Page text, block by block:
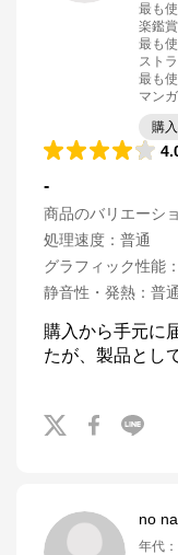
最も
楽鑑賞
最も
スト
最も
マン
購
-
商品のバリエーシ
処理速度 ： 普通
グラフィック性能 ：
静音性・発熱 ： 普通
購入から手元に
たが、製品とし
no
年代 ：